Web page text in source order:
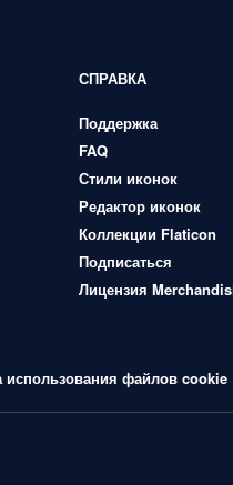
СПРАВКА
Поддержка
FAQ
Стили иконок
Редактор иконок
Коллекции Flaticon
Подписаться
Лицензия
использования файлов cookie